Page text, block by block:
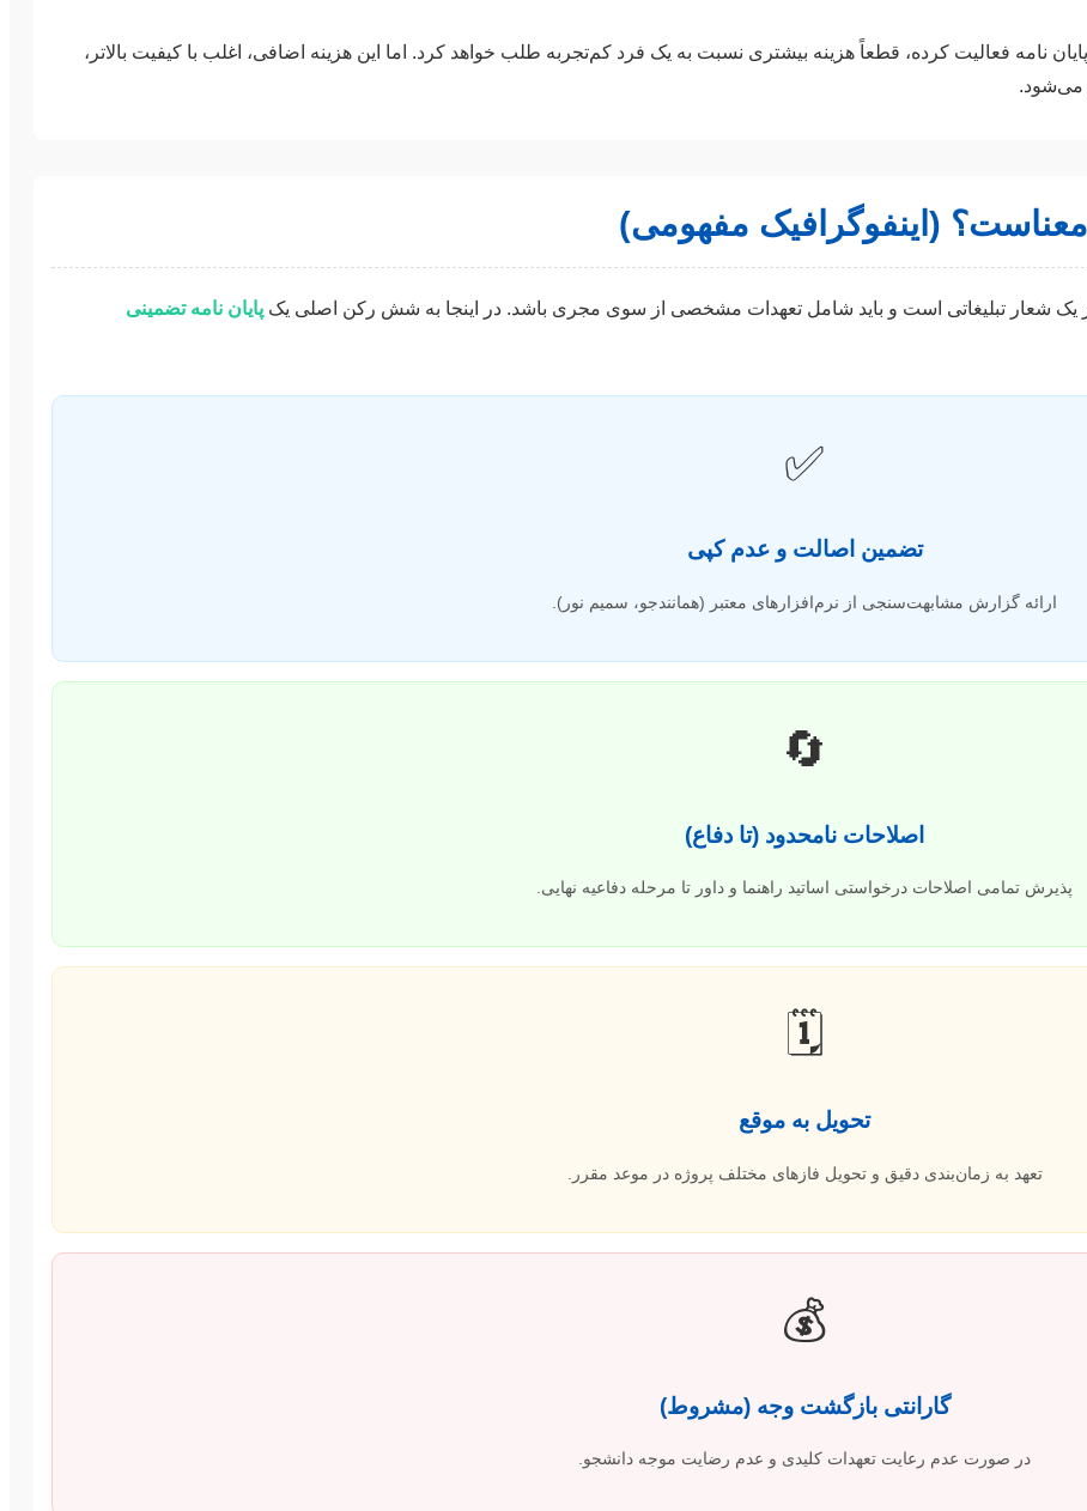
نامه فعالیت کرده، قطعاً هزینه بیشتری نسبت به یک فرد کم‌تجربه طلب خواهد کرد. اما این هزینه اضافی، اغلب با کیفیت بالاتر،
می‌شود.
معناست؟ (اینفوگرافیک مفهومی)
از یک شعار تبلیغاتی است و باید شامل تعهدات مشخصی از سوی مجری باشد. در اینجا به شش رکن اصلی یک پایان نامه تضمینی
✅
تضمین اصالت و عدم کپی
ارائه گزارش مشابهت‌سنجی از نرم‌افزارهای معتبر (همانندجو، سمیم نور).
🔄
اصلاحات نامحدود (تا دفاع)
پذیرش تمامی اصلاحات درخواستی اساتید راهنما و داور تا مرحله دفاعیه نهایی.
🗓️
تحویل به موقع
تعهد به زمان‌بندی دقیق و تحویل فازهای مختلف پروژه در موعد مقرر.
💰
گارانتی بازگشت وجه (مشروط)
در صورت عدم رعایت تعهدات کلیدی و عدم رضایت موجه دانشجو.